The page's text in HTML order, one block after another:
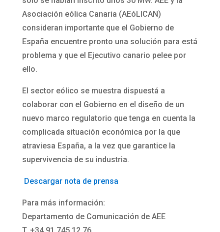
Asociación eólica Canaria (AEóLICAN)
consideran importante que el Gobierno de
España encuentre pronto una solución para está
problema y que el Ejecutivo canario pelee por
ello.
El sector eólico se muestra dispuestá a
colaborar con el Gobierno en el diseño de un
nuevo marco regulatorio que tenga en cuenta la
complicada situación económica por la que
atraviesa España, a la vez que garantice la
supervivencia de su industria.
Descargar nota de prensa
Para más información:
Departamento de Comunicación de AEE
T. +34 91 745 12 76